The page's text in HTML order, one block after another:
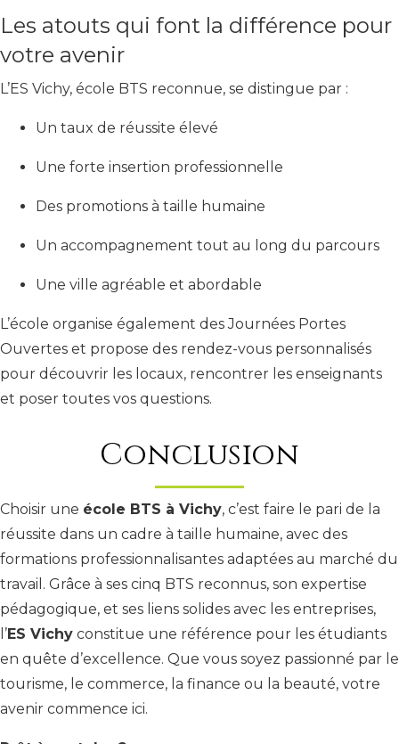
Les atouts qui font la différence pour
votre avenir
L’ES Vichy, école BTS reconnue, se distingue par :
Un taux de réussite élevé
Une forte insertion professionnelle
Des promotions à taille humaine
Un accompagnement tout au long du parcours
Une ville agréable et abordable
L’école organise également des Journées Portes
Ouvertes et propose des rendez-vous personnalisés
pour découvrir les locaux, rencontrer les enseignants
et poser toutes vos questions.
Conclusion
Choisir une école BTS à Vichy, c’est faire le pari de la
réussite dans un cadre à taille humaine, avec des
formations professionnalisantes adaptées au marché du
travail. Grâce à ses cinq BTS reconnus, son expertise
pédagogique, et ses liens solides avec les entreprises,
l’ES Vichy constitue une référence pour les étudiants
en quête d’excellence. Que vous soyez passionné par le
tourisme, le commerce, la finance ou la beauté, votre
avenir commence ici.